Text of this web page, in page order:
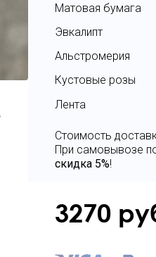
Матовая бумага
Эвкалипт
Альстромерия
Кустовые розы
Лента
Стоимость
При самовывозе
скидка 5%!
3270